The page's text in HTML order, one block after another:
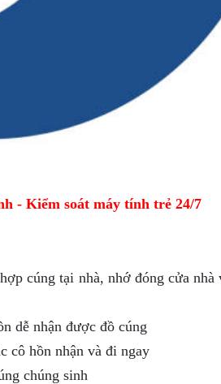
- Kiểm soát máy tính trẻ 24/7
cúng tại nhà, nhớ đóng cửa nhà
dễ nhận được đồ cúng
cô hồn nhận và đi ngay
chúng sinh